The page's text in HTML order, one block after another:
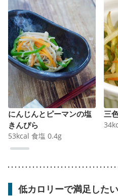
にんじんとピーマンの塩
きんぴら
53kcal 食塩 0.4g
三
34
低カロリーで満足したい